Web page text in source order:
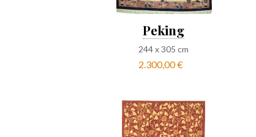
Peking
244x305 cm
2.300,00 €